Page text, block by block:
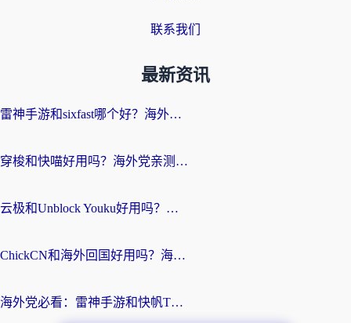
联系我们
最新资讯
雷神手游和sixfast哪个好？海外党亲测3款回国加速器，教你选对不踩坑
穿梭和快喵好用吗？海外党亲测：小众加速器对比+番茄加速器深度体验
云极和Unblock Youku好用吗？海外党亲测+2026回国加速器避坑指南
ChickCN和海外回国好用吗？海外党2026亲测：从手游到影音，选对加速器的3个关键
海外党必看：雷神手游和快帆TV版好用吗？3步选对回国加速器不踩坑